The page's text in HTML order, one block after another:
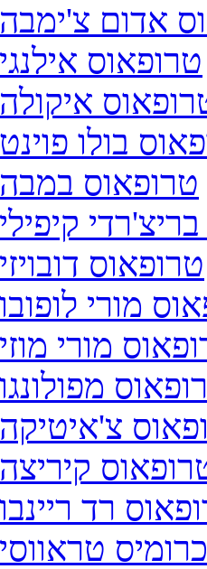
אדום צ'ימבה
טרופאוס אילנגי
איקולה
בולו פוינט
טרופאוס במבה
קיפילי
טרופאוס דובויזי
מורי לופובו
מורי מוזי
מפולונגו
צ'איטיקה
קיריצה
רד ריינבו
טראווסי